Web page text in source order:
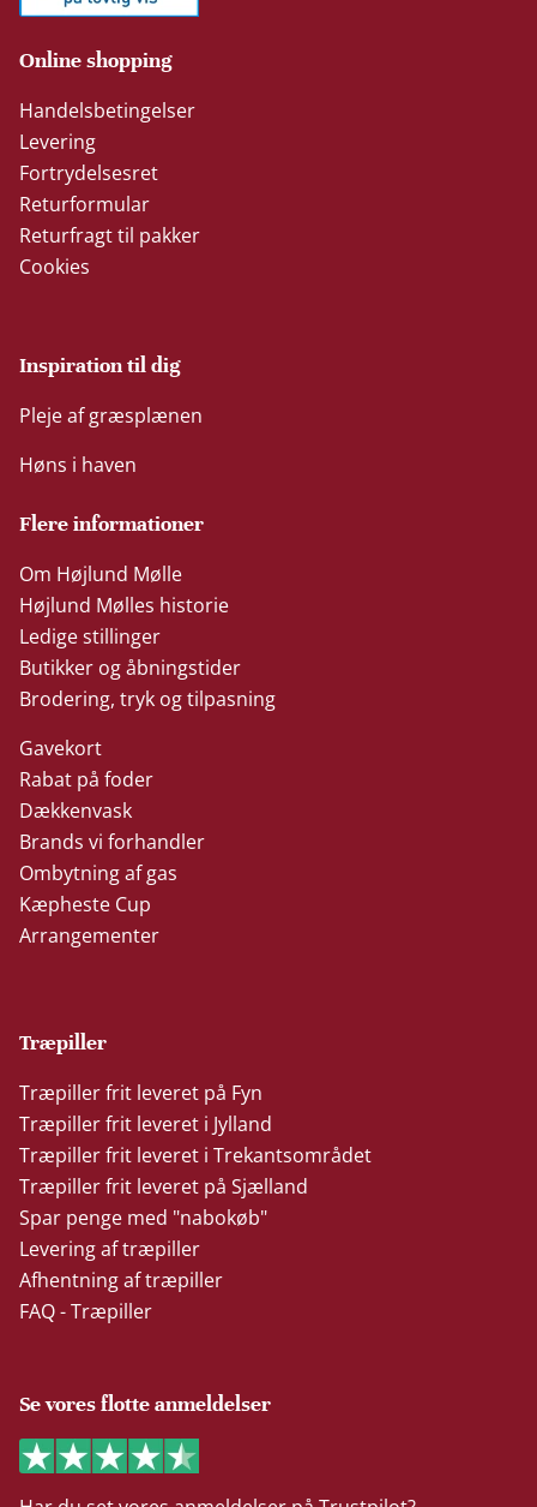
Online shopping
Handelsbetingelser
Levering
Fortrydelsesret
Returformular
Returfragt til pakker
Cookies
Inspiration til dig
Pleje af græsplænen
Høns i haven
Flere informationer
Om Højlund Mølle
Højlund Mølles historie
Ledige stillinger
Butikker og åbningstider
Brodering, tryk og tilpasning
Gavekort
Rabat på foder
Dækkenvask
Brands vi forhandler
Ombytning af gas
Kæpheste Cup
Arrangementer
Træpiller
Træpiller frit leveret på Fyn
Træpiller frit leveret i Jylland
Træpiller frit leveret i Trekantsområdet
Træpiller frit leveret på Sjælland
Spar penge med "nabokøb"
Levering af træpiller
Afhentning af træpiller
FAQ - Træpiller
Se vores flotte anmeldelser